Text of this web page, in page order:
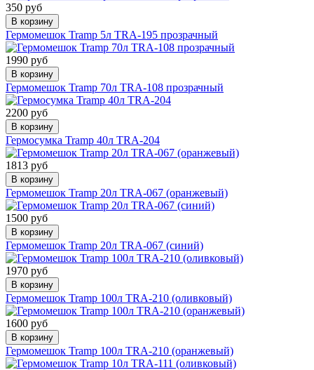
350 руб
В корзину
Гермомешок Tramp 5л TRA-195 прозрачный
1990 руб
В корзину
Гермомешок Tramp 70л TRA-108 прозрачный
2200 руб
В корзину
Гермосумка Tramp 40л TRA-204
1813 руб
В корзину
Гермомешок Tramp 20л TRA-067 (оранжевый)
1500 руб
В корзину
Гермомешок Tramp 20л TRA-067 (синий)
1970 руб
В корзину
Гермомешок Tramp 100л TRA-210 (оливковый)
1600 руб
В корзину
Гермомешок Tramp 100л TRA-210 (оранжевый)